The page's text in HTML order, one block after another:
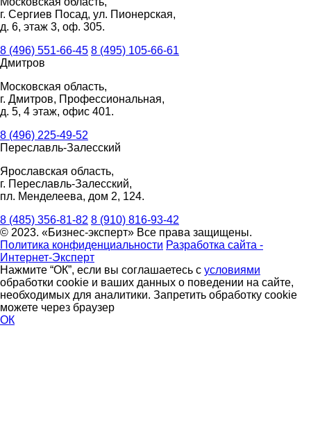
г. Сергиев Посад, ул. Пионерская,
д. 6, этаж 3, оф. 305.
8 (496) 551-66-45 8 (495) 105-66-61
Дмитров
Московская область,
г. Дмитров, Профессиональная,
д. 5, 4 этаж, офис 401.
8 (496) 225-49-52
Переславль-Залесский
Ярославская область,
г. Переславль-Залесский,
пл. Менделеева, дом 2, 124.
8 (485) 356-81-82 8 (910) 816-93-42
© 2023. «Бизнес-эксперт» Все права защищены.
Политика конфиденциальности Разработка сайта -
Интернет-Эксперт
Нажмите “ОК”, если вы соглашаетесь с условиями
обработки cookie и ваших данных о поведении на сайте,
необходимых для аналитики. Запретить обработку cookie
можете через браузер
ОК